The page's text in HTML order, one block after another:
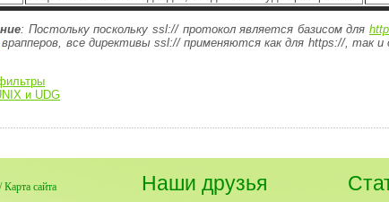
: Постольку поскольку ssl://протокол является базисом для
все директивы ssl://применяются как для https://, так и
и UDG
/Карта сайта Наши друзья